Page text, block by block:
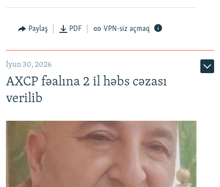
Paylaş PDF VPN-siz açmaq
İyun 30, 2026
AXCP fəalına 2 il həbs cəzası
verilib